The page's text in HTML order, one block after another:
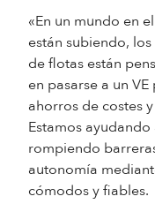
«En un mundo en
están subiendo,
de flotas están
en pasarse a un
ahorros de costes
Estamos
rompiendo
autonomía
cómodos y fiables.